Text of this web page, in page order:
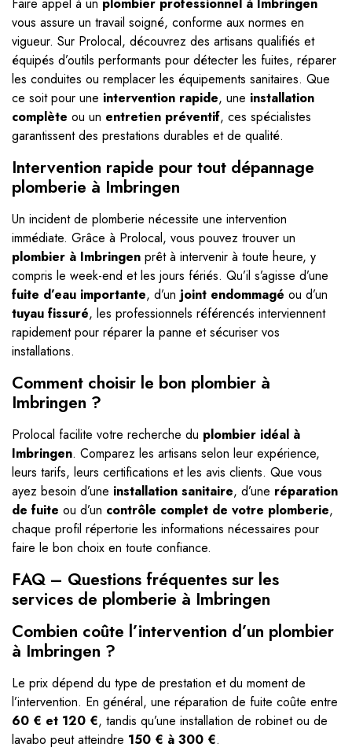
Faire appel à un plombier professionnel à Imbringen
vous assure un travail soigné, conforme aux normes en
vigueur. Sur Prolocal, découvrez des artisans qualifiés et
équipés d’outils performants pour détecter les fuites, réparer
les conduites ou remplacer les équipements sanitaires. Que
ce soit pour une intervention rapide, une installation
complète ou un entretien préventif, ces spécialistes
garantissent des prestations durables et de qualité.
Intervention rapide pour tout dépannage
plomberie à Imbringen
Un incident de plomberie nécessite une intervention
immédiate. Grâce à Prolocal, vous pouvez trouver un
plombier à Imbringen prêt à intervenir à toute heure, y
compris le week-end et les jours fériés. Qu’il s’agisse d’une
fuite d’eau importante, d’un joint endommagé ou d’un
tuyau fissuré, les professionnels référencés interviennent
rapidement pour réparer la panne et sécuriser vos
installations.
Comment choisir le bon plombier à
Imbringen ?
Prolocal facilite votre recherche du plombier idéal à
Imbringen. Comparez les artisans selon leur expérience,
leurs tarifs, leurs certifications et les avis clients. Que vous
ayez besoin d’une installation sanitaire, d’une réparation
de fuite ou d’un contrôle complet de votre plomberie,
chaque profil répertorie les informations nécessaires pour
faire le bon choix en toute confiance.
FAQ – Questions fréquentes sur les
services de plomberie à Imbringen
Combien coûte l’intervention d’un plombier
à Imbringen ?
Le prix dépend du type de prestation et du moment de
l’intervention. En général, une réparation de fuite coûte entre
60 € et 120 €, tandis qu’une installation de robinet ou de
lavabo peut atteindre 150 € à 300 €.